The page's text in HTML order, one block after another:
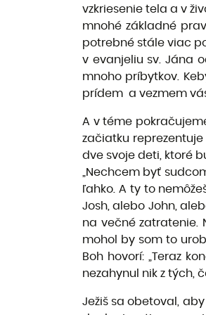
vzkriesenie tela a v
mnohé základné
potrebné stále viac
v evanjeliu sv. Jána
mnoho príbytkov.
prídem a vezmem
A v téme
začiatku
dve svoje deti, ktoré
„Nechcem byť
ľahko. A ty to
Josh, alebo John,
na večné zatratenie.
mohol by som to
Boh hovorí: „Teraz
nezahynul nik z tých,
Ježiš sa obetoval,